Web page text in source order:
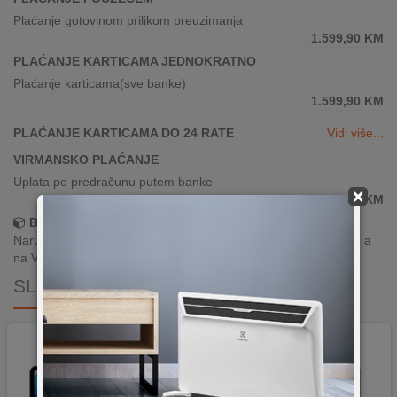
×
Plaćanje gotovinom prilikom preuzimanja
1.599,90 KM
PLAĆANJE KARTICAMA JEDNOKRATNO
Plaćanje karticama(sve banke)
1.599,90 KM
PLAĆANJE KARTICAMA DO 24 RATE
Vidi više...
VIRMANSKO PLAĆANJE
Uplata po predračunu putem banke
1.599,90KM
Brza dostava!
Narudžbe zaprimljene radnim danima do 13h šaljemo isti dan, a
na Vašoj adresi paket je već za 24–48h.
SLIČNI PROIZVODI